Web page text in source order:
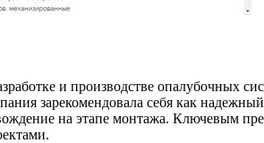
и производстве опалубочных
зарекомендовала себя как
на этапе монтажа. Ключевым